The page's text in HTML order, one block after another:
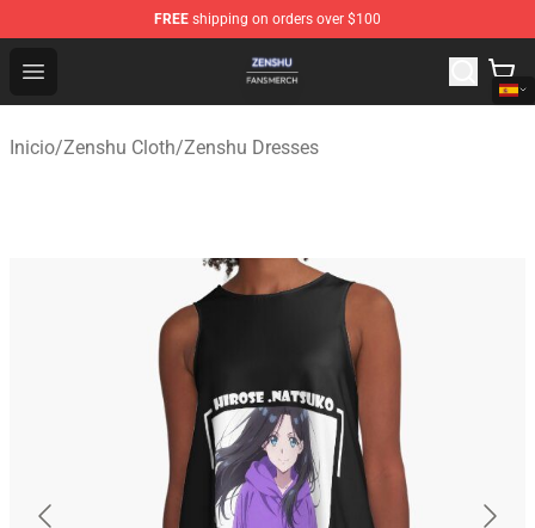
FREE shipping on orders over $100
Open menu
Zenshu Shop - Official Zenshu Merchandise Store
Inicio/Zenshu Cloth/Zenshu Dresses